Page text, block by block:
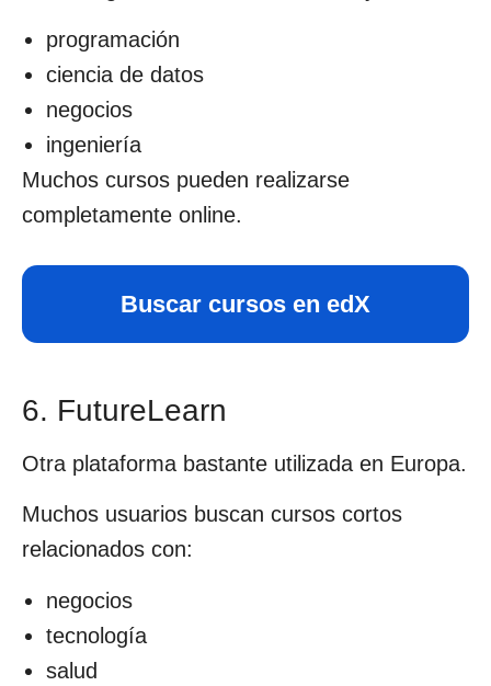
programación
ciencia de datos
negocios
ingeniería
Muchos cursos pueden realizarse
completamente online.
Buscar cursos en edX
6. FutureLearn
Otra plataforma bastante utilizada en Europa.
Muchos usuarios buscan cursos cortos
relacionados con:
negocios
tecnología
salud